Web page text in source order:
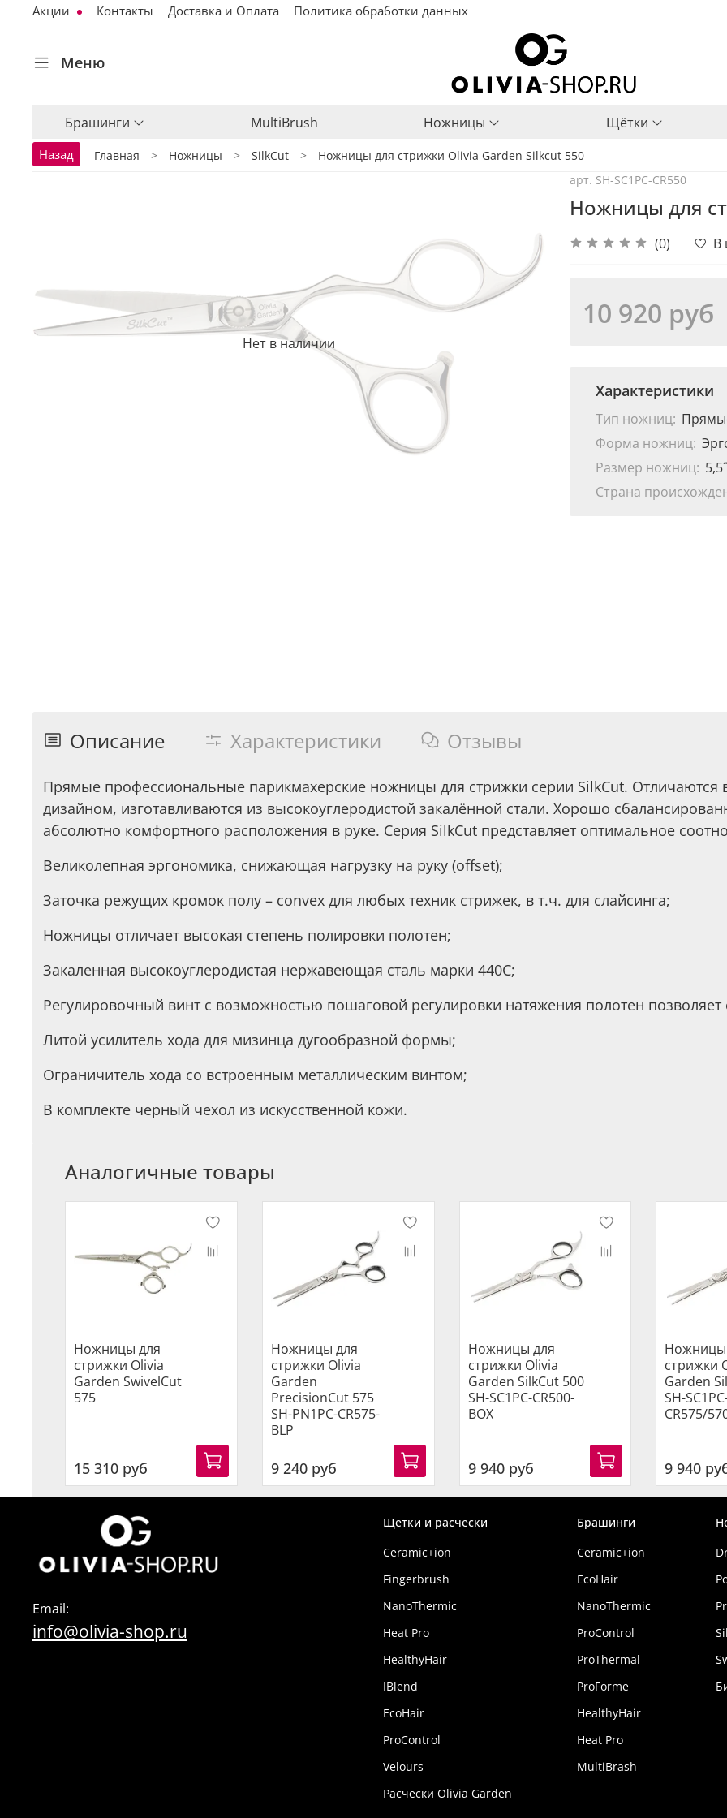
Акции Контакты Доставка и Оплата Политика обработки данных
Меню
Брашинги MultiBrush Ножницы Щётки
Назад Главная Ножницы SilkCut Ножницы для стрижки Olivia Garden Silkcut 550
Нет в наличии
арт. SH-SC1PC-CR550
Ножницы для
(0) В
10 920 руб
Характеристики
Тип ножниц:
Форма ножниц:
Размер ножниц: 5,5˝
Страна
Описание Характеристики Отзывы
Прямые профессиональные парикмахерские ножницы для стрижки серии SilkCut.
дизайном, изготавливаются из высокоуглеродистой закалённой стали. Хорошо
абсолютно комфортного расположения в руке. Серия SilkCut представляет оптимальное
Великолепная эргономика, снижающая нагрузку на руку (offset);
Заточка режущих кромок полу – convex для любых техник стрижек, в т.ч. для слайсинга;
Ножницы отличает высокая степень полировки полотен;
Закаленная высокоуглеродистая нержавеющая сталь марки 440С;
Регулировочный винт с возможностью пошаговой регулировки натяжения полотен
Литой усилитель хода для мизинца дугообразной формы;
Ограничитель хода со встроенным металлическим винтом;
В комплекте черный чехол из искусственной кожи.
Аналогичные товары
Ножницы для
стрижки Olivia
Garden SwivelCut
575
15 310 руб
Ножницы для
стрижки Olivia
Garden
PrecisionCut 575
SH-PN1PC-CR575-
BLP
9 240 руб
Ножницы для
стрижки Olivia
Garden SilkCut 500
SH-SC1PC-CR500-
BOX
9 940 руб
Ножницы
стрижки
Garden
SH-
CR575/
9 940
Щетки и расчески
Ceramic+ion
Fingerbrush
NanoThermic
Heat Pro
HealthyHair
IBlend
EcoHair
ProControl
Velours
Расчески Olivia Garden
Брашинги
Ceramic+ion
EcoHair
NanoThermic
ProControl
ProThermal
ProForme
HealthyHair
Heat Pro
MultiBrash
Email:
info@olivia-shop.ru